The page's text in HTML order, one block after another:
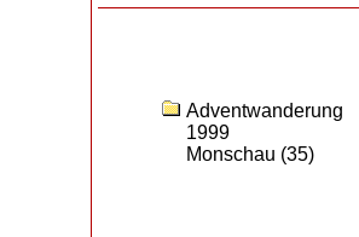
Adventwanderung
1999
Monschau (35)